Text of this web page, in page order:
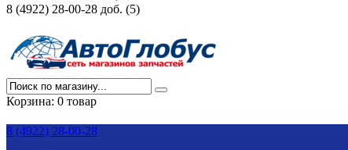
8 (4922) 28-00-28 доб. (5)
Корзина: 0 товар
8 (4922) 28-00-28